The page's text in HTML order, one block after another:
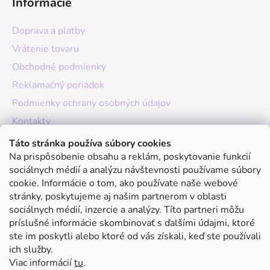
Táto stránka používa súbory cookies
Na prispôsobenie obsahu a reklám, poskytovanie funkcií
sociálnych médií a analýzu návštevnosti používame súbory
cookie. Informácie o tom, ako používate naše webové
stránky, poskytujeme aj našim partnerom v oblasti
sociálnych médií, inzercie a analýzy. Títo partneri môžu
príslušné informácie skombinovať s ďalšími údajmi, ktoré
ste im poskytli alebo ktoré od vás získali, keď ste používali
ich služby.
Viac informáciítu.
Doprava a platby
Vrátenie tovaru
Obchodné podmienky
Reklamačný poriadok
Podmienky ochrany osobných údajov
Kontakty
O nás
Hodnotenie obchodu
Moja objednávka
Instagram